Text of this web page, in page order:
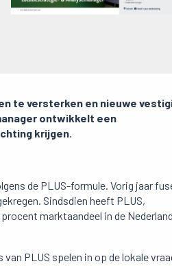
te versterken en nieuwe
ontwikkelt een
krijgen.
de PLUS-formule. Vorig jaar
Sindsdien heeft PLUS,
marktaandeel in de
PLUS spelen in op de lokale